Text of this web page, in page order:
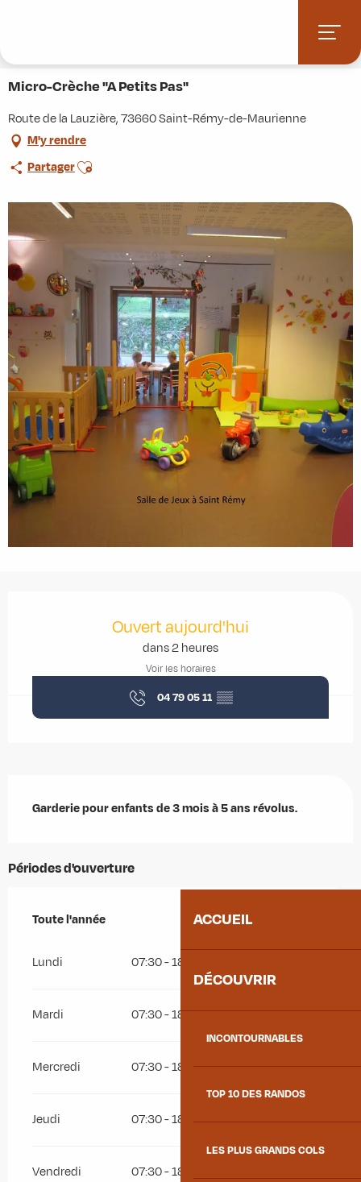
principal
ACCUEIL
DÉCOUVRIR
INCONTOURNABLES
TOP 10 DES RANDOS
LES PLUS GRANDS COLS
Micro-Crèche "A Petits Pas"
Route de la Lauzière, 73660 Saint-Rémy-de-Maurienne
M'y rendre
PartagerAjouter aux favoris
Ouvert aujourd'hui
dans 2 heures
Voir les horaires
04 79 05 11 ▒▒
Garderie pour enfants de 3 mois à 5 ans révolus.
Périodes d'ouverture
Toute l'année
Toute l'année
Lundi 07:30 - 18:15
Mardi 07:30 - 18:15
Mercredi 07:30 - 18:15
Jeudi 07:30 - 18:15
Vendredi 07:30 - 18:15